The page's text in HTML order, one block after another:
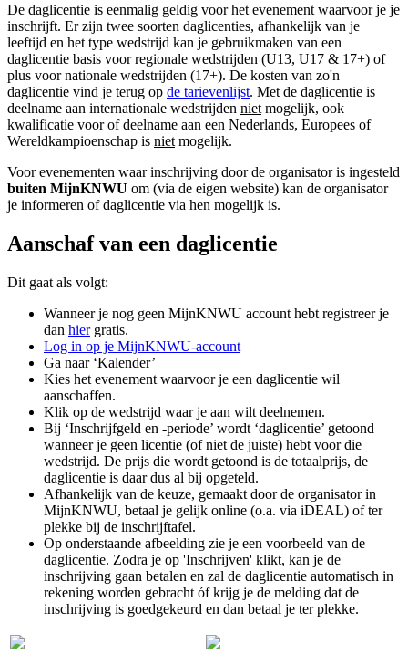
De daglicentie is eenmalig geldig voor het evenement waarvoor je je
inschrijft. Er zijn twee soorten daglicenties, afhankelijk van je
leeftijd en het type wedstrijd kan je gebruikmaken van een
daglicentie basis voor regionale wedstrijden (U13, U17 & 17+) of
plus voor nationale wedstrijden (17+). De kosten van zo'n
daglicentie vind je terug op de tarievenlijst. Met de daglicentie is
deelname aan internationale wedstrijden niet mogelijk, ook
kwalificatie voor of deelname aan een Nederlands, Europees of
Wereldkampioenschap is niet mogelijk.
Voor evenementen waar inschrijving door de organisator is ingesteld
buiten MijnKNWU om (via de eigen website) kan de organisator
je informeren of daglicentie via hen mogelijk is.
Aanschaf van een daglicentie
Dit gaat als volgt:
Wanneer je nog geen MijnKNWU account hebt registreer je
dan hiergratis.
Log in op je MijnKNWU-account
Ga naar ‘Kalender’
Kies het evenement waarvoor je een daglicentie wil
aanschaffen.
Klik op de wedstrijd waar je aan wilt deelnemen.
Bij ‘Inschrijfgeld en -periode’ wordt ‘daglicentie’ getoond
wanneer je geen licentie (of niet de juiste) hebt voor die
wedstrijd. De prijs die wordt getoond is de totaalprijs, de
daglicentie is daar dus al bij opgeteld.
Afhankelijk van de keuze, gemaakt door de organisator in
MijnKNWU, betaal je gelijk online (o.a. via iDEAL) of ter
plekke bij de inschrijftafel.
Op onderstaande afbeelding zie je een voorbeeld van de
daglicentie. Zodra je op 'Inschrijven' klikt, kan je de
inschrijving gaan betalen en zal de daglicentie automatisch in
rekening worden gebracht óf krijg je de melding dat de
inschrijving is goedgekeurd en dan betaal je ter plekke.